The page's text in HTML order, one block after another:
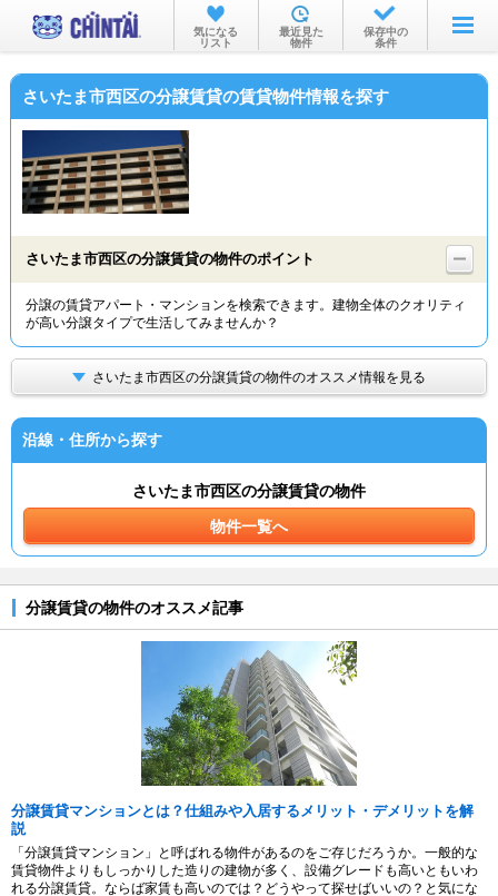
お部屋を探す
沿線・駅から
物件特集から
TOP
気になる
リスト
最近見た
物件
保存中の
条件
さいたま市西区の分譲賃貸の賃貸物件情報を探す
さいたま市西区の分譲賃貸の物件のポイント
分譲の賃貸アパート・マンションを検索できます。建物全体のクオリティ
が高い分譲タイプで生活してみませんか？
さいたま市西区の分譲賃貸の物件のオススメ情報を見る
沿線・住所から探す
さいたま市西区の分譲賃貸の物件
物件一覧へ
分譲賃貸の物件のオススメ記事
分譲賃貸マンションとは？仕組みや入居するメリット・デメリットを解
説
「分譲賃貸マンション」と呼ばれる物件があるのをご存じだろうか。一般的な
賃貸物件よりもしっかりした造りの建物が多く、設備グレードも高いともいわ
れる分譲賃貸。ならば家賃も高いのでは？どうやって探せばいいの？と気にな